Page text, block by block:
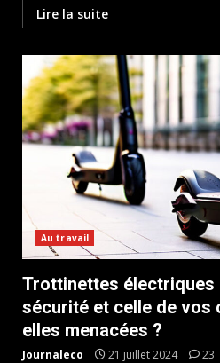
Lire la suite
Au travail
Trottinettes électriques
sécurité et celle de vos
elles menacées ?
Journaleco 21 juillet 2024 23